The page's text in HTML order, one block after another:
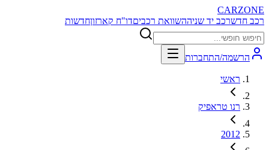
CARZONE
רכב חדשרכב יד שניההשוואת רכביםדו"ח קארזוןחדשות
הרשמה/התחברות
ראשי
רנו טראפיק
2012